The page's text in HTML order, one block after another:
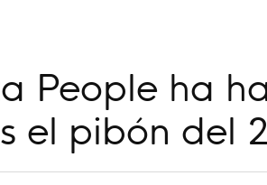
People ha
el pibón del